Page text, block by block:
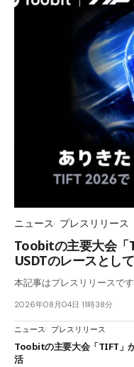
ニュース プレスリリース
Toobitの主要大会「
USDTのレースとし
本記事はプレスリリースで
2026年08月04日 11時38分
ニュース プレスリリース
Toobitの主要大会「TIFT」
活